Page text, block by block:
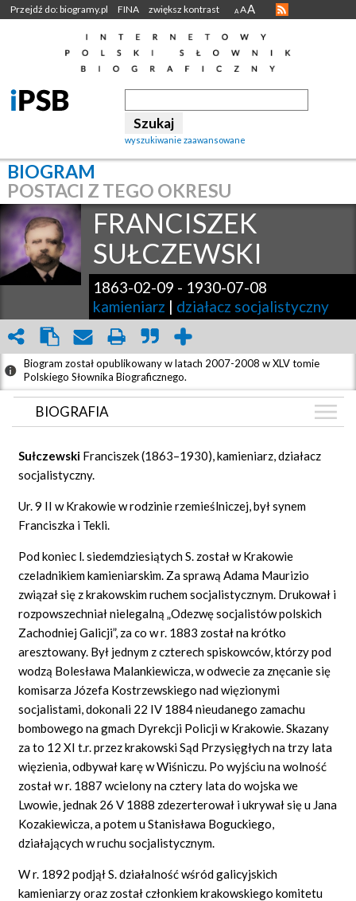
Przejdź do: biogramy.pl FINA zwiększ kontrast A AA
wyszukiwanie zaawansowane
BIOGRAM
POSTACI Z TEGO OKRESU
FRANCISZEK
SUŁCZEWSKI
1863-02-09 - 1930-07-08
kamieniarz | działacz socjalistyczny
Biogram został opublikowany w latach 2007-2008 w XLV tomie
Polskiego Słownika Biograficznego.
BIOGRAFIA
GRAF POWIĄZAŃ
DYSKUSJA
Mapa
Sułczewski Franciszek (1863–1930), kamieniarz, działacz
socjalistyczny.
Ur. 9 II w Krakowie w rodzinie rzemieślniczej, był synem
Franciszka i Tekli.
Pod koniec l. siedemdziesiątych S. został w Krakowie
czeladnikiem kamieniarskim. Za sprawą Adama Maurizio
związał się z krakowskim ruchem socjalistycznym. Drukował i
rozpowszechniał nielegalną „Odezwę socjalistów polskich
Zachodniej Galicji”, za co w r. 1883 został na krótko
aresztowany. Był jednym z czterech spiskowców, którzy pod
wodzą Bolesława Malankiewicza, w odwecie za znęcanie się
komisarza Józefa Kostrzewskiego nad więzionymi
socjalistami, dokonali 22 IV 1884 nieudanego zamachu
bombowego na gmach Dyrekcji Policji w Krakowie. Skazany
za to 12 XI t.r. przez krakowski Sąd Przysięgłych na trzy lata
więzienia, odbywał karę w Wiśniczu. Po wyjściu na wolność
został w r. 1887 wcielony na cztery lata do wojska we
Lwowie, jednak 26 V 1888 zdezerterował i ukrywał się u Jana
Kozakiewicza, a potem u Stanisława Boguckiego,
działających w ruchu socjalistycznym.
W r. 1892 podjął S. działalność wśród galicyjskich
kamieniarzy oraz został członkiem krakowskiego komitetu